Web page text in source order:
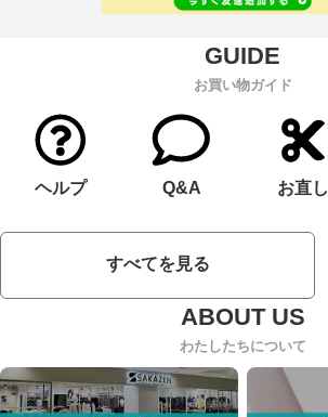
お買い物ガイド
ヘルプ Q&A お直し
すべてを見る
わたしたちについて